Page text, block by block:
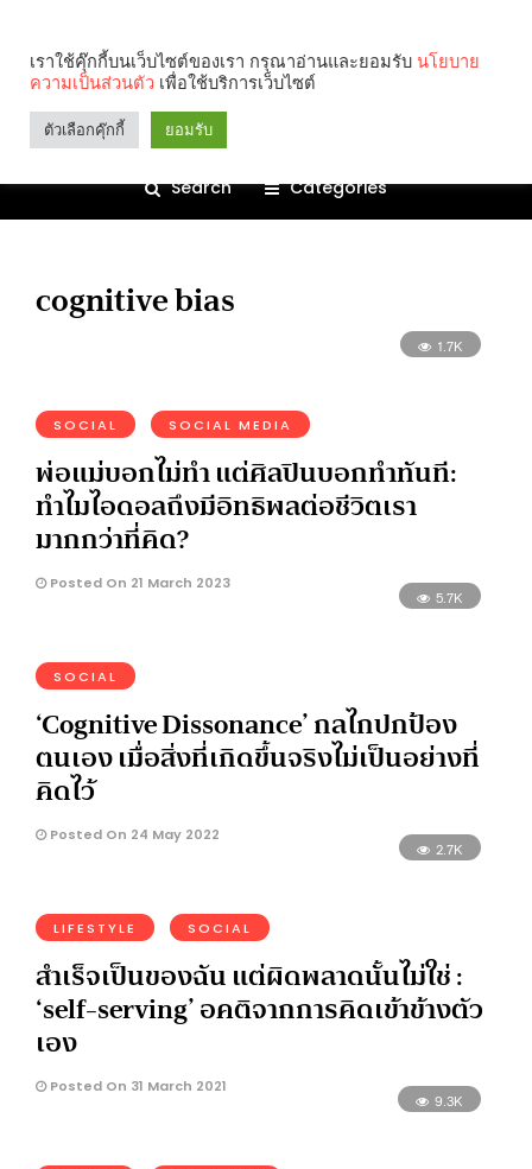
Search Categories
cognitive bias
1.7K
SOCIAL SOCIAL MEDIA
พ่อแม่บอกไม่ทำ แต่ศิลปินบอกทำทันที:
ทำไมไอดอลถึงมีอิทธิพลต่อชีวิตเรา
มากกว่าที่คิด?
Posted On 21 March 2023
5.7K
SOCIAL
‘Cognitive Dissonance’ กลไกปกป้อง
ตนเอง เมื่อสิ่งที่เกิดขึ้นจริงไม่เป็นอย่างที่
คิดไว้
Posted On 24 May 2022
2.7K
LIFESTYLE SOCIAL
สำเร็จเป็นของฉัน แต่ผิดพลาดนั้นไม่ใช่ :
‘self-serving’ อคติจากการคิดเข้าข้างตัว
เอง
Posted On 31 March 2021
9.3K
เราใช้คุ๊กกี้บนเว็บไซต์ของเรา กรุณาอ่านและยอมรับ นโยบาย
ความเป็นส่วนตัว เพื่อใช้บริการเว็บไซต์
ตัวเลือกคุ๊กกี้ ยอมรับ